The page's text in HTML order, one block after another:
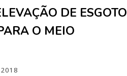
DE ESGOTO
O MEIO